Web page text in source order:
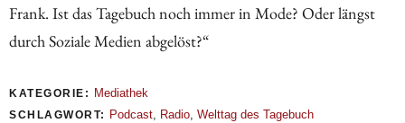
Frank. Ist das Tagebuch noch immer in Mode? Oder längst
durch Soziale Medien abgelöst?“
KATEGORIE: Mediathek
SCHLAGWORT: Podcast, Radio, Welttag des Tagebuch